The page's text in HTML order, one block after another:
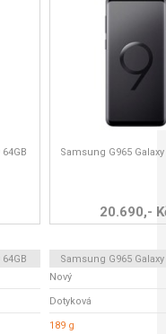
Samsung G965 Galaxy
20.690,-
Samsung G965 Galaxy
Nový
Dotyková
189 g